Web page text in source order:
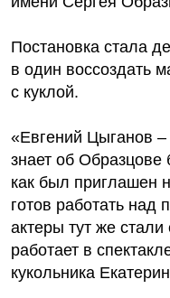
Постановка стала
в один воссоздать
с куклой.
«Евгений Цыганов –
знает об
как был приглашен
готов работать над
актеры тут же
работает в
кукольника